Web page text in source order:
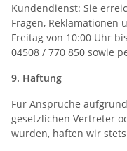
Kundendienst: Sie
Fragen, Reklamationen
Freitag von 10:00 Uhr
04508 / 770 850 sowie
9. Haftung
Für Ansprüche
gesetzlichen Vertreter
wurden, haften wir